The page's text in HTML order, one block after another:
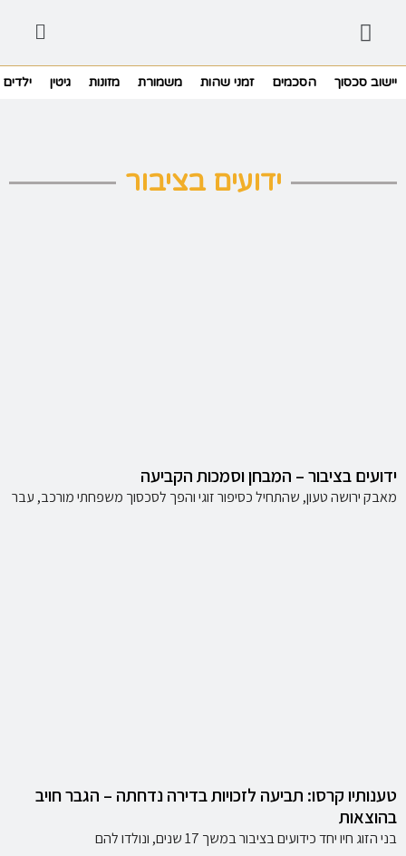
יישוב סכסוך הסכמים זמני שהות משמורת מזונות גיטין ילדים
ידועים בציבור
ידועים בציבור – המבחן וסמכות הקביעה
מאבק ירושה טעון, שהתחיל כסיפור זוגי והפך לסכסוך משפחתי מורכב, עבר
טענותיו קרסו: תביעה לזכויות בדירה נדחתה – הגבר חויב
בהוצאות
בני הזוג חיו יחד כידועים בציבור במשך 17 שנים, ונולדו להם